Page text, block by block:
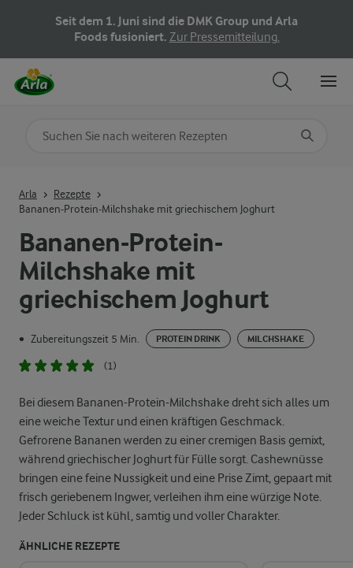
Seit dem 1. Juni sind die DMK Group und Arla
Foods fusioniert. Zur Pressemitteilung.
Bananen-Protein-
Milchshake mit
griechischem Joghurt
• Zubereitungszeit 5 Min. PROTEIN DRINK MILCHSHAKE
(1)
Bei diesem Bananen-Protein-Milchshake dreht sich alles um
eine weiche Textur und einen kräftigen Geschmack.
Gefrorene Bananen werden zu einer cremigen Basis gemixt,
während griechischer Joghurt für Fülle sorgt. Cashewnüsse
bringen eine feine Nussigkeit und eine Prise Zimt, gepaart mit
frisch geriebenem Ingwer, verleihen ihm eine würzige Note.
Jeder Schluck ist kühl, samtig und voller Charakter.
ÄHNLICHE REZEPTE
Arla
Rezepte
Bananen-Protein-Milchshake mit griechischem Joghurt
Nach Kategorie suchen